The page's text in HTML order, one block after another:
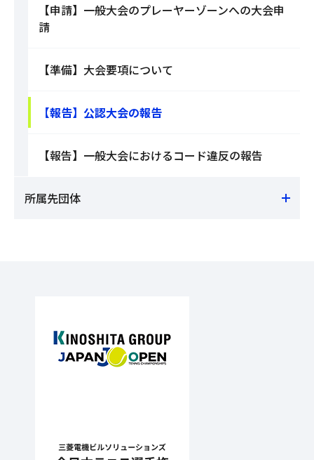
【申請】一般大会のプレーヤーゾーンへの大会申
請
【準備】大会要項について
【報告】公認大会の報告
【報告】一般大会におけるコード違反の報告
所属先団体